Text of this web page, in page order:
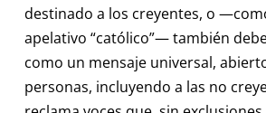
destinado a los creyentes, o
apelativo “católico”— también
como un mensaje universal,
personas, incluyendo a las no